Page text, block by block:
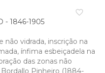
favorite_border
- 1846-1905
não vidrada, inscrição na
ínfima esbeiçadela na
das zonas não
Pinheiro (1884-